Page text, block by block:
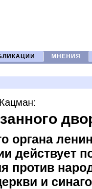
МНЕНИЯ
:
действует
против
и